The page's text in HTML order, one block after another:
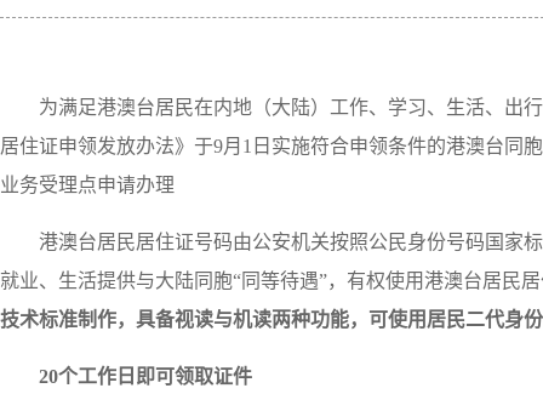
为满足港澳台居民在内地（大陆）工作、学习、生活、出
居住证申领发放办法》于9月 1 日实施符合申领条件的港澳台同
业务受理点申请办理
港澳台居民居住证号码由公安机关按照公民身份号码国家
就业、生活提供与大陆同胞“同等待遇”，有权使用港澳台居民
技术标准制作，具备视读与机读两种功能，可使用居民二代身
20个工作日即可领取证件